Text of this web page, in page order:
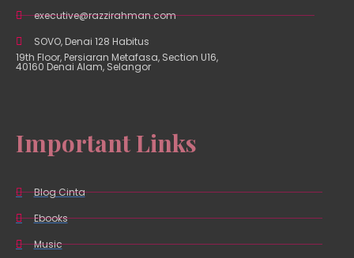
executive@razzirahman.com
SOVO, Denai 128 Habitus
19th Floor, Persiaran Metafasa, Section U16,
40160 Denai Alam, Selangor
Important Links
Blog Cinta
Ebooks
Music